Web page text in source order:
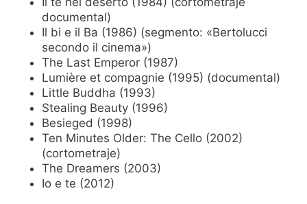
documental)
Il bi e il Ba (1986) (segmento: «Bertolucci
secondo il cinema»)
The Last Emperor (1987)
Lumière et compagnie (1995) (documental)
Little Buddha (1993)
Stealing Beauty (1996)
Besieged (1998)
Ten Minutes Older: The Cello (2002)
(cortometraje)
The Dreamers (2003)
Io e te (2012)